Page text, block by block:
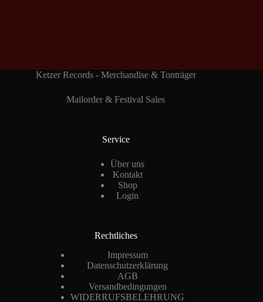
Ketzer Records - Merchandise & Tonträger
Mailorder & Festival Sales
Service
Über uns
Kontakt
Shop
Login
Rechtliches
Impressum
Datenschutzerklärung
AGB
Versandbedingungen
WIDERRUFSBELEHRUNG